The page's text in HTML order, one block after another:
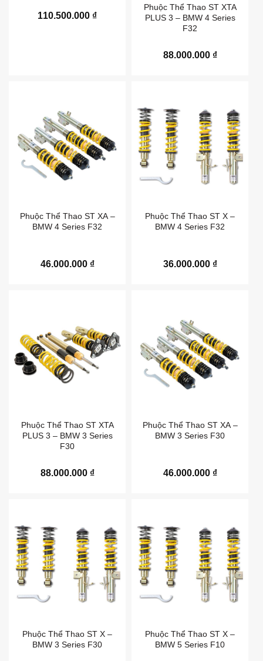
110.500.000 ₫
Phuộc Thể Thao ST XTA
PLUS 3 – BMW 4 Series
F32
88.000.000 ₫
Phuộc Thể Thao ST XA –
BMW 4 Series F32
46.000.000 ₫
Phuộc Thể Thao ST X –
BMW 4 Series F32
36.000.000 ₫
Phuộc Thể Thao ST XTA
PLUS 3 – BMW 3 Series
F30
88.000.000 ₫
Phuộc Thể Thao ST XA –
BMW 3 Series F30
46.000.000 ₫
Phuộc Thể Thao ST X –
BMW 3 Series F30
Phuộc Thể Thao ST X –
BMW 5 Series F10